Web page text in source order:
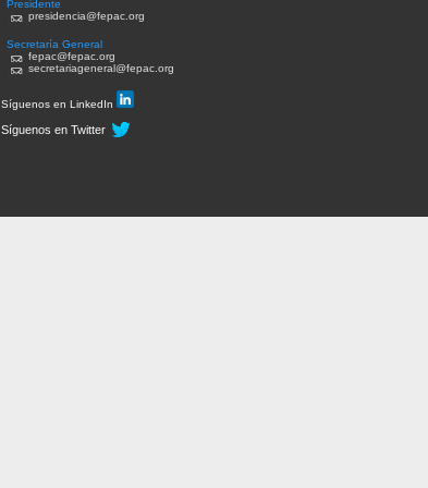
Presidente
presidencia@fepac.org
Secretaría General
fepac@fepac.org
secretariageneral@fepac.org
Síguenos en LinkedIn
Síguenos en Twitter